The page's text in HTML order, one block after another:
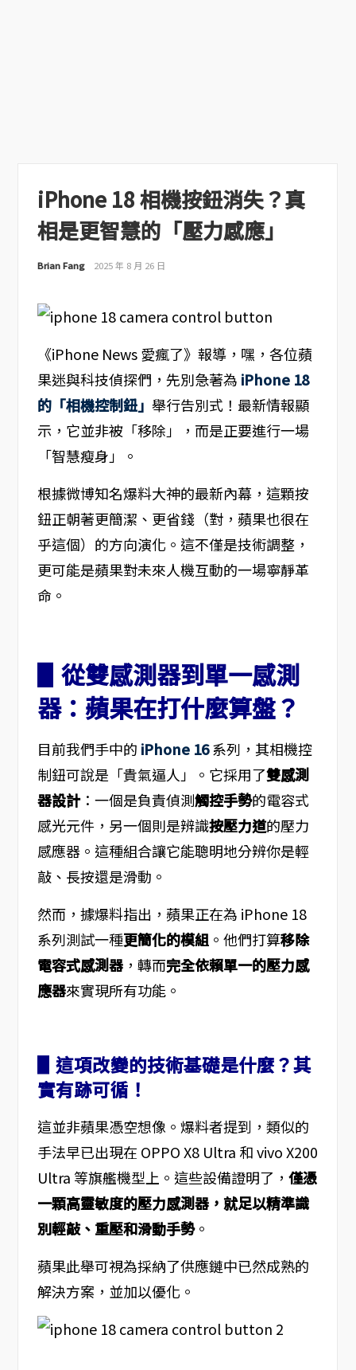
iPhone 18 相機按鈕消失？真
相是更智慧的「壓力感應」
Brian Fang 2025 年 8 月 26 日
《iPhone News 愛瘋了》報導，嘿，各位蘋
果迷與科技偵探們，先別急著為 iPhone 18
的「相機控制鈕」 舉行告別式！最新情報顯
示，它並非被「移除」，而是正要進行一場
「智慧瘦身」。
根據微博知名爆料大神的最新內幕，這顆按
鈕正朝著更簡潔、更省錢（對，蘋果也很在
乎這個）的方向演化。這不僅是技術調整，
更可能是蘋果對未來人機互動的一場寧靜革
命。
▋從雙感測器到單一感測
器：蘋果在打什麼算盤？
目前我們手中的 iPhone 16系列，其相機控
制鈕可說是「貴氣逼人」。它採用了雙感測
器設計：一個是負責偵測觸控手勢的電容式
感光元件，另一個則是辨識按壓力道的壓力
感應器。這種組合讓它能聰明地分辨你是輕
敲、長按還是滑動。
然而，據爆料指出，蘋果正在為 iPhone 18
系列測試一種更簡化的模組。他們打算移除
電容式感測器，轉而完全依賴單一的壓力感
應器來實現所有功能。
▋這項改變的技術基礎是什麼？其
實有跡可循！
這並非蘋果憑空想像。爆料者提到，類似的
手法早已出現在 OPPO X8 Ultra 和 vivo X200
Ultra 等旗艦機型上。這些設備證明了， 僅憑
一顆高靈敏度的壓力感測器，就足以精準識
別輕敲、重壓和滑動手勢。
蘋果此舉可視為採納了供應鏈中已然成熟的
解決方案，並加以優化。